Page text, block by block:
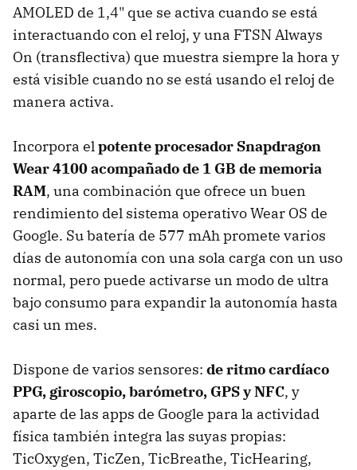
AMOLED de 1,4" que se activa cuando se está
interactuando con el reloj, y una FTSN Always
On (transflectiva) que muestra siempre la hora y
está visible cuando no se está usando el reloj de
manera activa.
Incorpora elpotente procesador Snapdragon
Wear 4100 acompañado de 1 GB de memoria
RAM, una combinación que ofrece un buen
rendimiento del sistema operativo Wear OS de
Google. Su batería de 577 mAh promete varios
días de autonomía con una sola carga con un uso
normal, pero puede activarse un modo de ultra
bajo consumo para expandir la autonomía hasta
casi un mes.
Dispone de varios sensores: de ritmo cardíaco
PPG, giroscopio, barómetro, GPS y NFC, y
aparte de las apps de Google para la actividad
física también integra las suyas propias:
TicOxygen, TicZen, TicBreathe, TicHearing,